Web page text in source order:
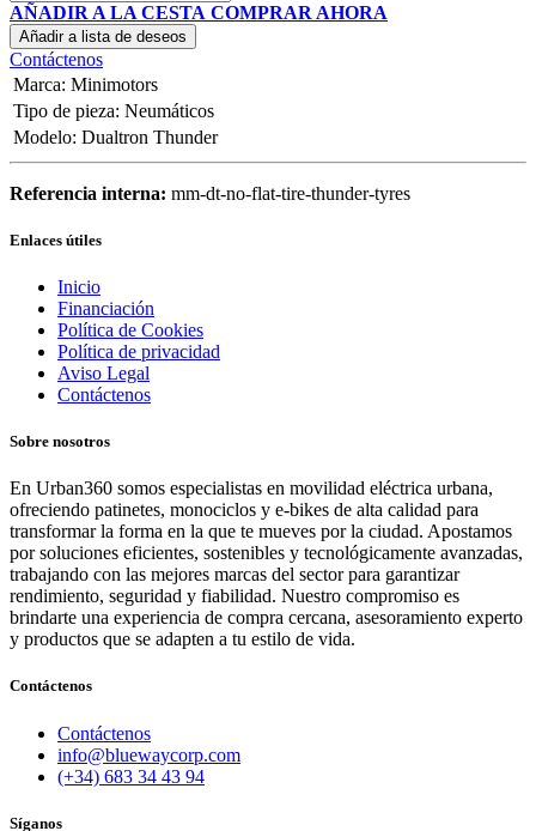
AÑADIR A LA CESTA COMPRAR AHORA
Añadir a lista de deseos
Contáctenos
Marca: Minimotors
Tipo de pieza: Neumáticos
Modelo: Dualtron Thunder
Referencia interna: mm-dt-no-flat-tire-thunder-tyres
Enlaces útiles
Inicio
Financiación
Política de Cookies
Política de privacidad
Aviso Legal
Contáctenos
Sobre nosotros
En Urban360 somos especialistas en movilidad eléctrica urbana,
ofreciendo patinetes, monociclos y e-bikes de alta calidad para
transformar la forma en la que te mueves por la ciudad. Apostamos
por soluciones eficientes, sostenibles y tecnológicamente avanzadas,
trabajando con las mejores marcas del sector para garantizar
rendimiento, seguridad y fiabilidad. Nuestro compromiso es
brindarte una experiencia de compra cercana, asesoramiento experto
y productos que se adapten a tu estilo de vida.
Contáctenos
Contáctenos
info@bluewaycorp.com
(+34) 683 34 43 94
Síganos